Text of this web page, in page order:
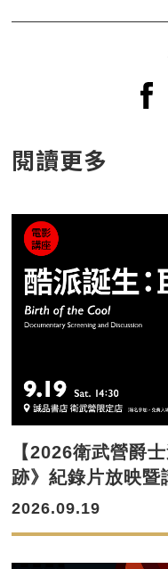
另
閱讀更多
【2026衛武營爵
跡》紀錄片放映暨
2026.09.19